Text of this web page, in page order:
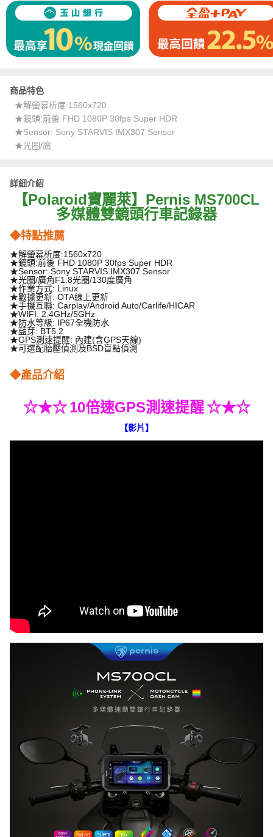
商品特色
★解螢幕析度:1560x720
★鏡頭:前後 FHD 1080P 30fps Super HDR
★Sensor: Sony STARVIS IMX307 Sensor
★光圈/廣
詳細介紹
【Polaroid寶麗萊】Pernis MS700CL
多媒體雙鏡頭行車記錄器
◆特點推薦
★解螢幕析度:1560x720
★鏡頭:前後 FHD 1080P 30fps Super HDR
★Sensor: Sony STARVIS IMX307 Sensor
★光圈/廣角F1.8光圈/130度廣角
★作業方式: Linux
★數據更新: OTA線上更新
★手機互聯: Carplay/Android Auto/Carlife/HICAR
★WIFI: 2.4GHz/5GHz
★防水等級: IP67全機防水
★藍芽: BT5.2
★GPS測速提醒: 內建(含GPS天線)
★可選配胎壓偵測及BSD盲點偵測
◆產品介紹
☆★☆ 10倍速GPS測速提醒 ☆★☆
【影片】